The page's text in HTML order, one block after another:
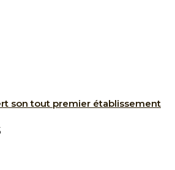
son tout premier établissement